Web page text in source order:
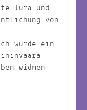
Jura und
von
wurde ein
widmen